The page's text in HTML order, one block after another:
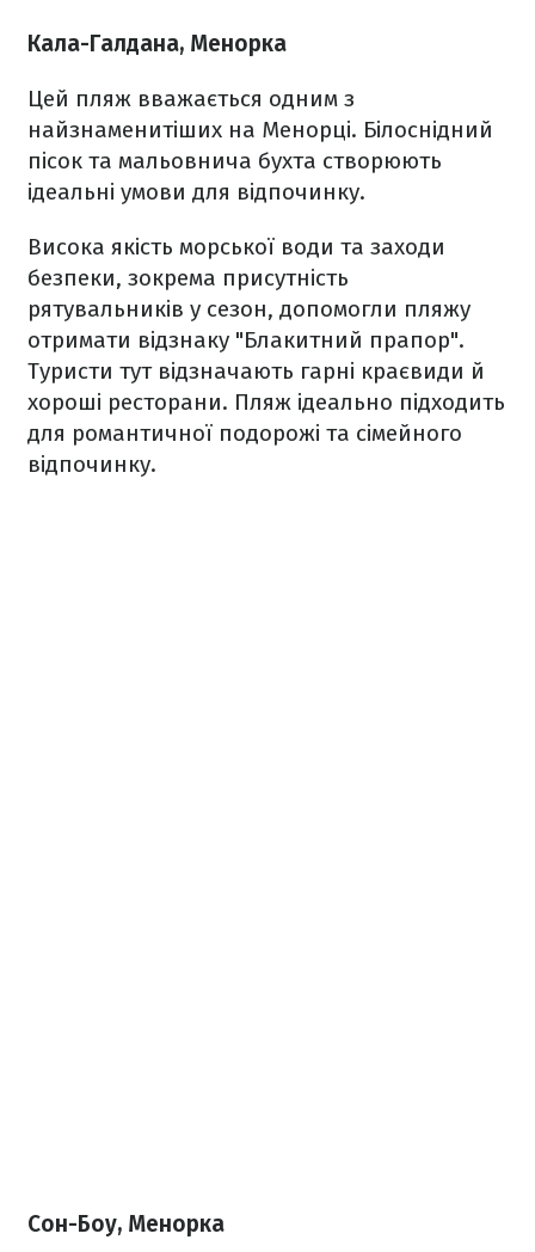
Кала-Галдана, Менорка
Цей пляж вважається одним з
найзнаменитіших на Менорці. Білоснідний
пісок та мальовнича бухта створюють
ідеальні умови для відпочинку.
Висока якість морської води та заходи
безпеки, зокрема присутність
рятувальників у сезон, допомогли пляжу
отримати відзнаку "Блакитний прапор".
Туристи тут відзначають гарні краєвиди й
хороші ресторани. Пляж ідеально підходить
для романтичної подорожі та сімейного
відпочинку.
Сон-Боу, Менорка